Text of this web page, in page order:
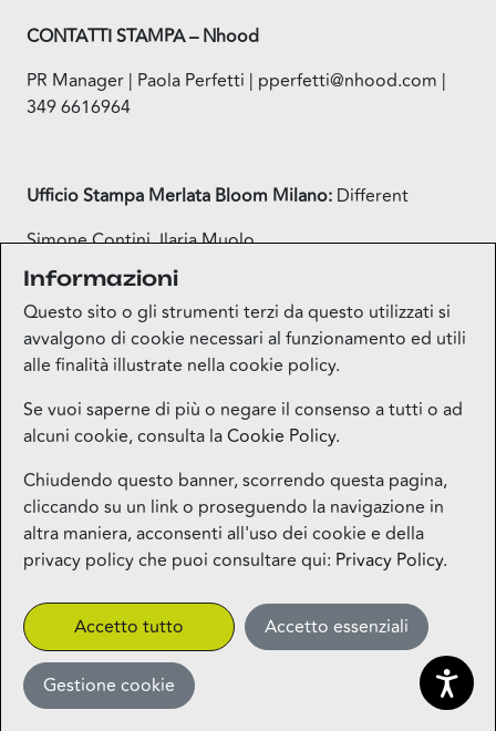
CONTATTI STAMPA – Nhood
PR Manager | Paola Perfetti | pperfetti@nhood.com |
349 6616964
Ufficio Stampa Merlata Bloom Milano: Different
Simone Contini, Ilaria Muolo
Email:simone.contini@differentglobal.com
ilaria.muolo@differentglobal.com
Informazioni
Questo sito o gli strumenti terzi da questo utilizzati si
avvalgono di cookie necessari al funzionamento ed utili
alle finalità illustrate nella cookie policy.
Se vuoi saperne di più o negare il consenso a tutti o ad
alcuni cookie, consulta laCookie Policy.
Chiudendo questo banner, scorrendo questa pagina,
cliccando su un link o proseguendo la navigazione in
altra maniera, acconsenti all'uso dei cookie e della
privacy policy che puoi consultare qui: Privacy Policy.
Accetto tutto Accetto essenziali
Gestione cookie
Contatti
More